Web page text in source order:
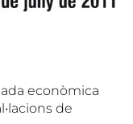
econòmica
de